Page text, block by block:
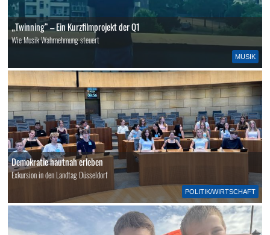
MUSIK
„Twinning“ – Ein Kurzfilmprojekt der Q1
Wie Musik Wahrnehmung steuert
POLITIK/WIRTSCHAFT
Demokratie hautnah erleben
Exkursion in den Landtag Düsseldorf